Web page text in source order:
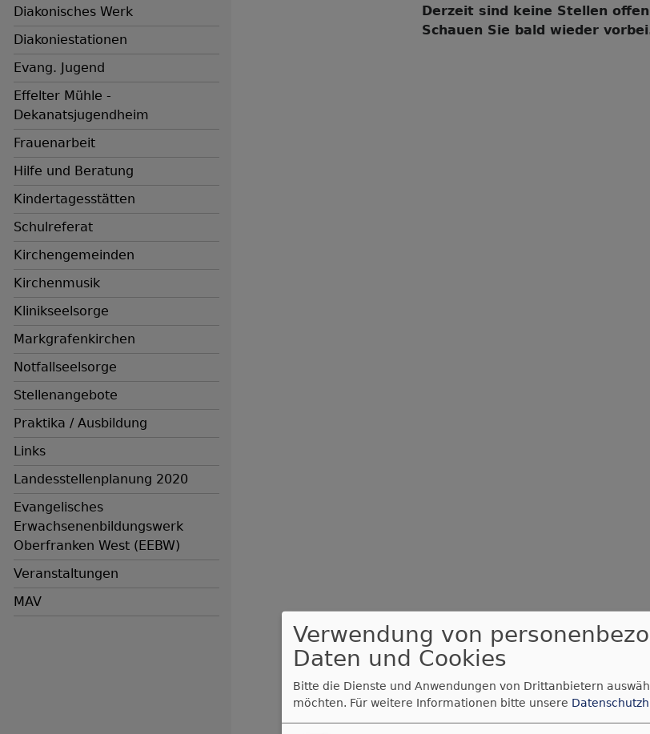
Hauptnavigation
Diakonisches Werk
Diakoniestationen
Evang. Jugend
Effelter Mühle -
Dekanatsjugendheim
Frauenarbeit
Hilfe und Beratung
Kindertagesstätten
Schulreferat
Kirchengemeinden
Kirchenmusik
Klinikseelsorge
Markgrafenkirchen
Notfallseelsorge
Stellenangebote
Praktika / Ausbildung
Links
Landesstellenplanung 2020
Evangelisches
Erwachsenenbildungswerk
Oberfranken West (EEBW)
Veranstaltungen
MAV
Derzeit sind keine Stellen
Schauen Sie bald wieder
Verwendung von
Daten und Cookies
Bitte die Dienste und Anwendungen von Drittanbietern
möchten. Für weitere Informationen bitte unsere